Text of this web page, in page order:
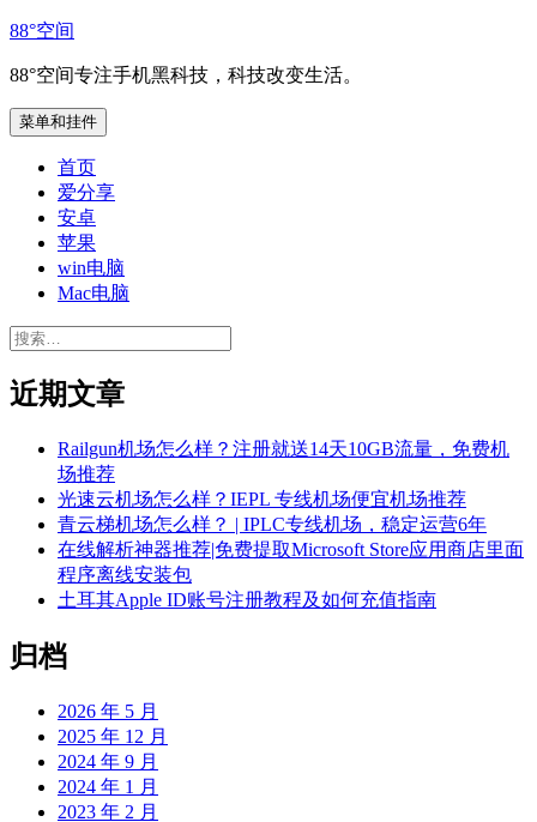
跳
内
容
88°空间
88°空间专注手机黑科技，科技改变生活。
菜单和挂件
首页
爱分享
安卓
苹果
win电脑
Mac电脑
搜
近期文章
Railgun机场怎么样？注册就送14天10GB流量，免费机
场推荐
光速云机场怎么样？IEPL 专线机场便宜机场推荐
青云梯机场怎么样？ | IPLC专线机场，稳定运营6年
在线解析神器推荐|免费提取Microsoft Store应用商店里面
程序离线安装包
土耳其Apple ID账号注册教程及如何充值指南
归档
2026 年 5 月
2025 年 12 月
2024 年 9 月
2024 年 1 月
2023 年 2 月